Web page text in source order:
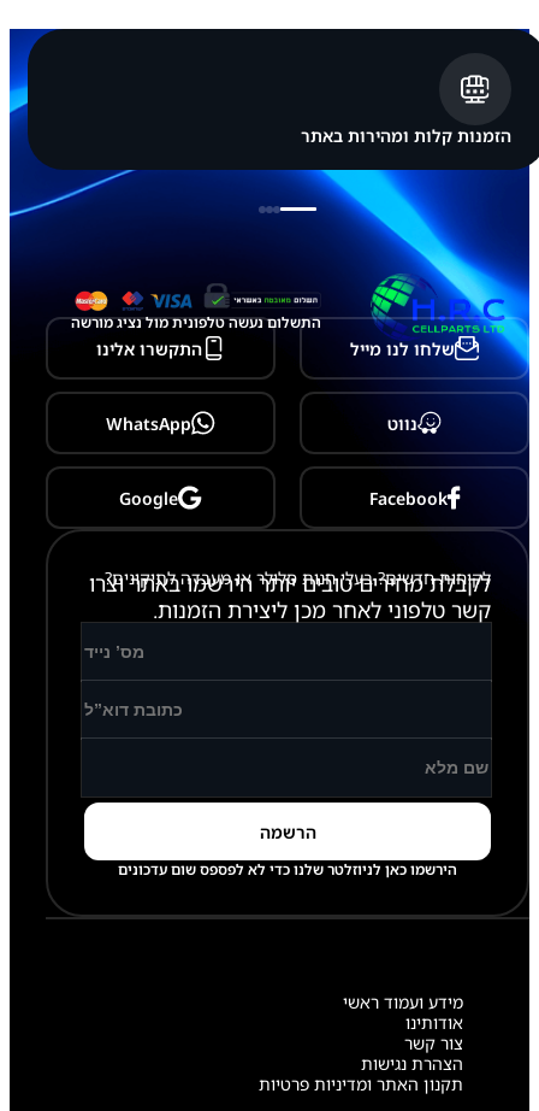
הזמנות קלות ומהירות באתר
התשלום נעשה טלפונית מול נציג מורשה
שלחו לנו מייל התקשרו אלינו
נווט WhatsApp
Facebook
Google
לקוחות חדשים? בעלי חנות סלולר או מעבדה לתיקונים?
לקבלת מחירים טובים יותר הירשמו באתר וצרו
קשר טלפוני לאחר מכן ליצירת הזמנות.
הירשמו כאן לניוזלטר שלנו כדי לא לפספס שום עדכונים
מידע ועמוד ראשי
אודותינו
צור קשר
הצהרת נגישות
תקנון האתר ומדיניות פרטיות